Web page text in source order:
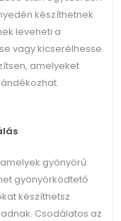
készíthetnek
leveheti a
vagy kicserélhesse
amelyeket
gyönyörű
gyönyörködtető
készíthetsz
Csodálatos az